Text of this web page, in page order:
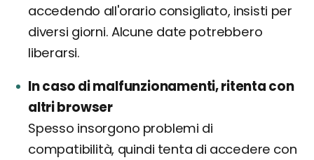
accedendo all'orario consigliato, insisti per
diversi giorni. Alcune date potrebbero
liberarsi.
In caso di malfunzionamenti, ritenta con
altri browser
Spesso insorgono problemi di
compatibilità, quindi tenta di accedere con